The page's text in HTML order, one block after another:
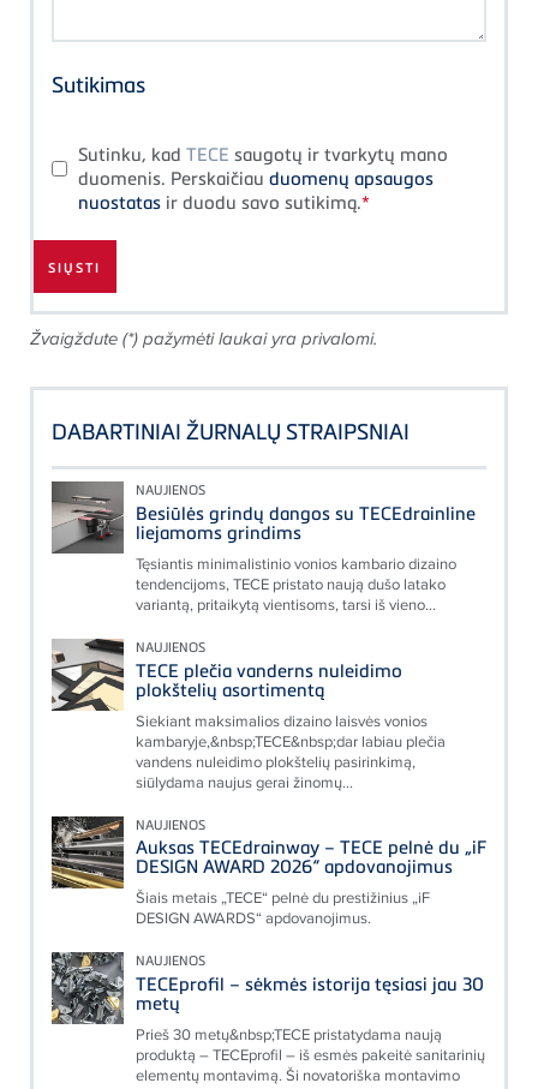
Sutikimas
Sutinku, kad TECE saugotų ir tvarkytų mano
duomenis. Perskaičiau duomenų apsaugos
nuostatas ir duodu savo sutikimą.
Žvaigždute (*) pažymėti laukai yra privalomi.
DABARTINIAI ŽURNALŲ STRAIPSNIAI
NAUJIENOS
Besiūlės grindų dangos su TECEdrainline
liejamoms grindims
Tęsiantis minimalistinio vonios kambario dizaino
tendencijoms, TECE pristato naują dušo latako
variantą, pritaikytą vientisoms, tarsi iš vieno...
NAUJIENOS
TECE plečia vanderns nuleidimo
plokštelių asortimentą
Siekiant maksimalios dizaino laisvės vonios
kambaryje,&nbsp;TECE&nbsp;dar labiau plečia
vandens nuleidimo plokštelių pasirinkimą,
siūlydama naujus gerai žinomų...
NAUJIENOS
Auksas TECEdrainway – TECE pelnė du „iF
DESIGN AWARD 2026“ apdovanojimus
Šiais metais „TECE“ pelnė du prestižinius „iF
DESIGN AWARDS“ apdovanojimus.
NAUJIENOS
TECEprofil – sėkmės istorija tęsiasi jau 30
metų
Prieš 30 metų&nbsp;TECE pristatydama naują
produktą – TECEprofil – iš esmės pakeitė sanitarinių
elementų montavimą. Ši novatoriška montavimo